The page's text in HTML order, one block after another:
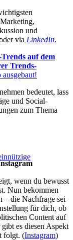
und
via LinkedIn.
auf dem
Trends-
bedeutet, lass
und Social-
zum Thema
wenn du bewusst
Nun bekommen
– die Nachfrage sei
für dich, ob
Content auf
es diesen Aspekt
folgt. (Instagram)